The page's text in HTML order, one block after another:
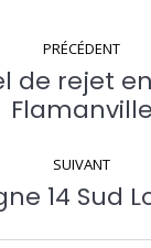
PRÉCÉDENT
Album
précédent
:
de rejet
Flamanville
SUIVANT
Album
14 Sud